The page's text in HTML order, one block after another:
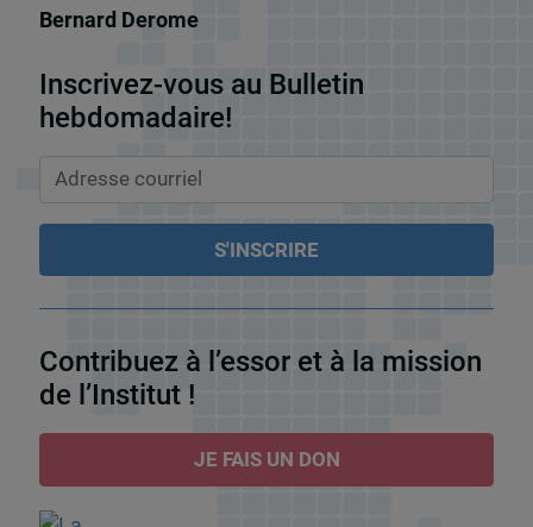
Bernard Derome
Inscrivez-vous au Bulletin
hebdomadaire!
Contribuez à l’essor et à la mission
de l’Institut !
JE FAIS UN DON